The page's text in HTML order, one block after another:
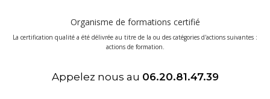
Organisme de formations certifié
La certification qualité a été délivrée au titre de la ou des catégories d'actions suivantes :
actions de formation.
Appelez nous au 06.20.81.47.39